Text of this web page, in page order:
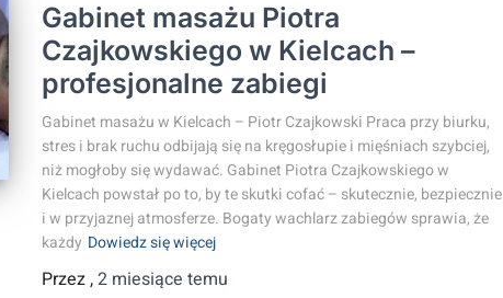
Gabinet masażu Piotra
Czajkowskiego w Kielcach –
profesjonalne zabiegi
Gabinet masażu w Kielcach – Piotr Czajkowski Praca przy biurku,
stres i brak ruchu odbijają się na kręgosłupie i mięśniach szybciej,
niż mogłoby się wydawać. Gabinet Piotra Czajkowskiego w
Kielcach powstał po to, by te skutki cofać – skutecznie, bezpiecznie
i w przyjaznej atmosferze. Bogaty wachlarz zabiegów sprawia, że
każdy Dowiedz się więcej
Przez,2 miesiące temu